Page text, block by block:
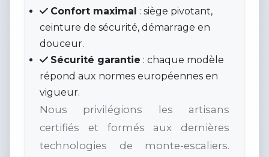
Confort maximal : siège pivotant,
ceinture de sécurité, démarrage en
douceur.
Sécurité garantie : chaque modèle
répond aux normes européennes en
vigueur.
Nous privilégions les artisans
certifiés et formés aux dernières
technologies de monte-escaliers.